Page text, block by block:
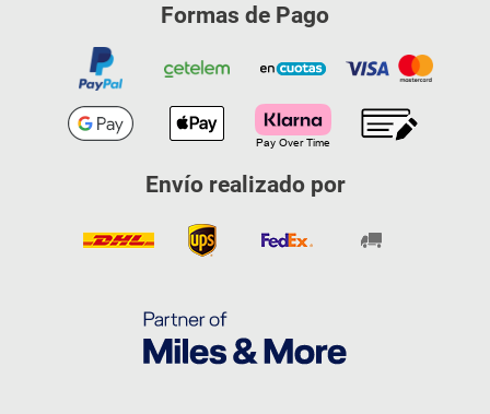
Formas de Pago
Envío realizado por